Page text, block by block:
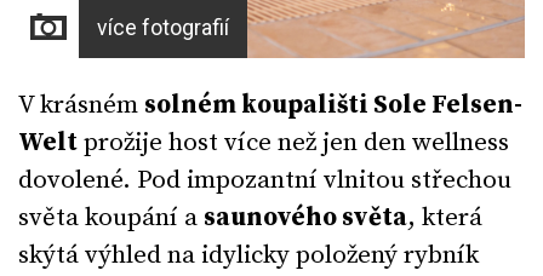
více fotografií
V krásném solném koupališti Sole Felsen-
Weltprožije host více než jen den wellness
dovolené. Pod impozantní vlnitou střechou
světa koupání a saunového světa, která
skýtá výhled na idylicky položený rybník